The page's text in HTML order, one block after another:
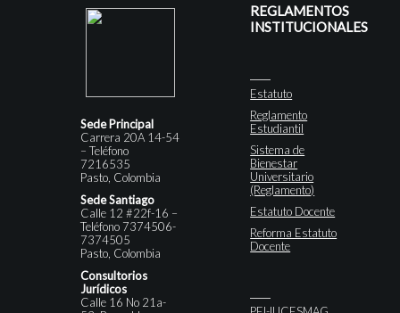
Sede Principal
Carrera 20A 14-54
– Teléfono
7216535
Pasto, Colombia
Sede Santiago
Calle 12 #22f-16 –
Teléfono 7374506-
7374505
Pasto, Colombia
Consultorios
Jurídicos
Calle 16 No 21a-
REGLAMENTOS
INSTITUCIONALES
Estatuto
Reglamento
Estudiantil
Sistema de
Bienestar
Universitario
(Reglamento)
Estatuto Docente
Reforma Estatuto
Docente